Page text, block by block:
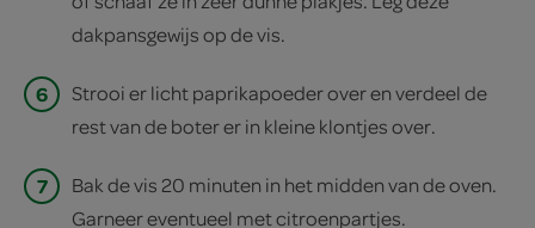
dakpansgewijs op de vis.
6
Strooi er licht paprikapoeder over en verdeel de
rest van de boter er in kleine klontjes over.
7
Bak de vis 20 minuten in het midden van de oven.
Garneer eventueel met citroenpartjes.